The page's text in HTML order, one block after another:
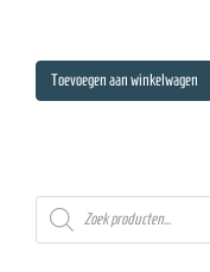
Toevoegen aan winkelwagen
Producten
zoeken